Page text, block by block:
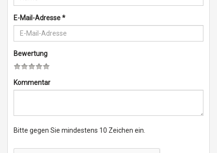
E-Mail-Adresse*
Bewertung
Kommentar
Bitte gegen Sie mindestens 10 Zeichen ein.